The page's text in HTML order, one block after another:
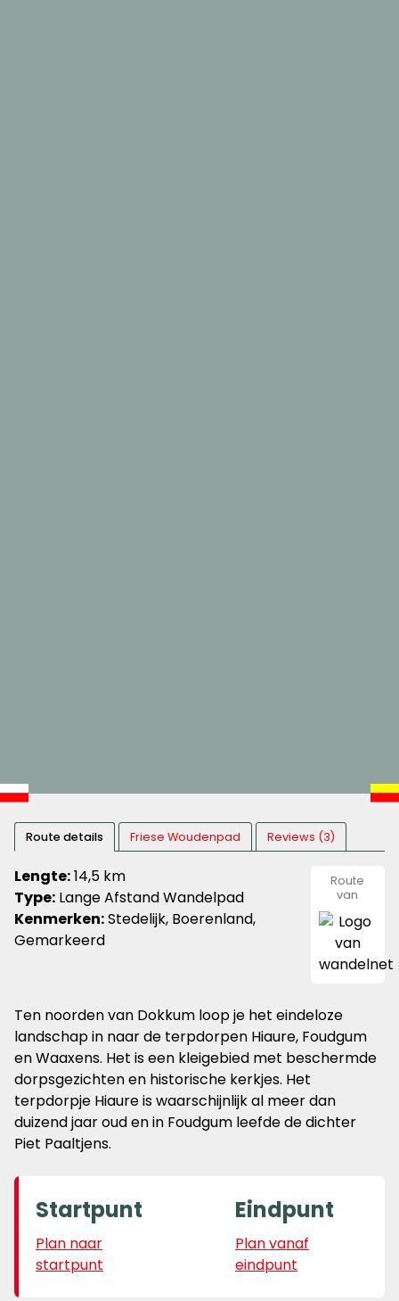
Route details Friese Woudenpad Reviews (3)
Lengte:14,5 km
Type: Lange Afstand Wandelpad
Kenmerken:Stedelijk, Boerenland,
Gemarkeerd
Route
van
Ten noorden van Dokkum loop je het eindeloze
landschap in naar de terpdorpen Hiaure, Foudgum
en Waaxens. Het is een kleigebied met beschermde
dorpsgezichten en historische kerkjes. Het
terpdorpje Hiaure is waarschijnlijk al meer dan
duizend jaar oud en in Foudgum leefde de dichter
Piet Paaltjens.
Startpunt
Plan naar
startpunt
Eindpunt
Plan vanaf
eindpunt